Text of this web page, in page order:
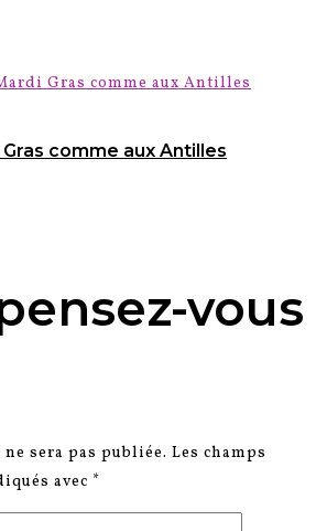
comme aux Antilles
vous
sera pas publiée. Les champs
avec *